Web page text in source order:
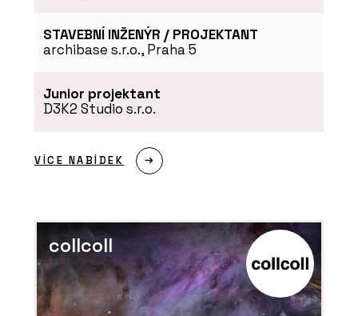
STAVEBNÍ INŽENÝR / PROJEKTANT
archibase s.r.o., Praha 5
Junior projektant
D3K2 Studio s.r.o.
VÍCE NABÍDEK
collcoll